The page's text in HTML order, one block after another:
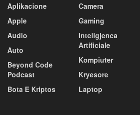
Aplikacione
Apple
Audio
Auto
Beyond Code
Podcast
Bota E Kriptos
Camera
Gaming
Inteligjenca
Artificiale
Kompiuter
Kryesore
Laptop